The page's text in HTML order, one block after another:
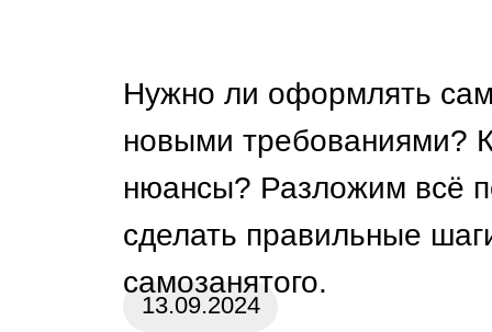
13.09.2024
Нужно ли оформлять
новыми требованиями?
нюансы? Разложим всё
сделать правильные
самозанятого.